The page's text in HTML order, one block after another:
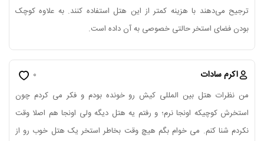
ترجیح می‌دهند با هزینه کمتر از این هتل استفاده کنند. به علاوه کوچک
بودن فضای استخر حالتی خصوصی به آن داده است.
اکرم سادات
من نظرات هتل بین المللی کیش رو خونده بودم و فکر می کردم چون
استخرش کوچیکه اونجا نرم؛ و رفتم یه هتل دیگه ولی اونجا هم اصلا وقت
نکردم شنا کنم. می خوام بگم هیچ وقت بخاطر استخر یک هتل خوب رو از
0